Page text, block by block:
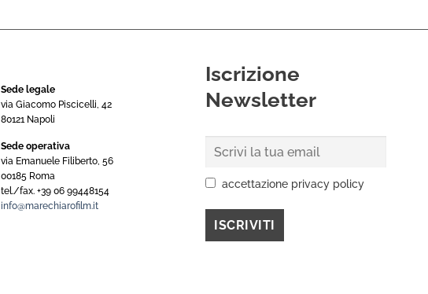
Sede legale
via Giacomo Piscicelli, 42
80121 Napoli
Sede operativa
via Emanuele Filiberto, 56
00185 Roma
tel./fax. +39 06 99448154
info@marechiarofilm.it
Iscrizione
Newsletter
accettazione privacy policy